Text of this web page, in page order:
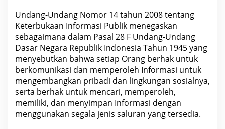
Undang-Undang Nomor 14 tahun 2008 tentang
Keterbukaan Informasi Publik menegaskan
sebagaimana dalam Pasal 28 F Undang-Undang
Dasar Negara Republik Indonesia Tahun 1945 yang
menyebutkan bahwa setiap Orang berhak untuk
berkomunikasi dan memperoleh Informasi untuk
mengembangkan pribadi dan lingkungan sosialnya,
serta berhak untuk mencari, memperoleh,
memiliki, dan menyimpan Informasi dengan
menggunakan segala jenis saluran yang tersedia.